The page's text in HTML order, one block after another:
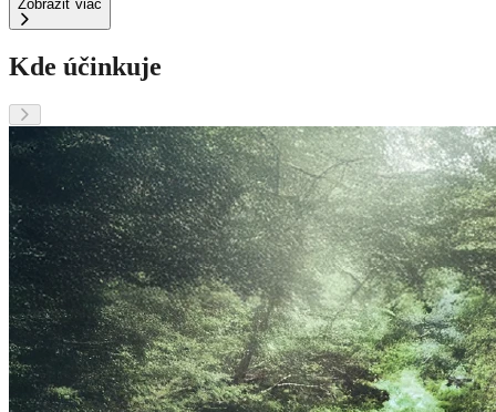
Zobraziť viac
Kde účinkuje